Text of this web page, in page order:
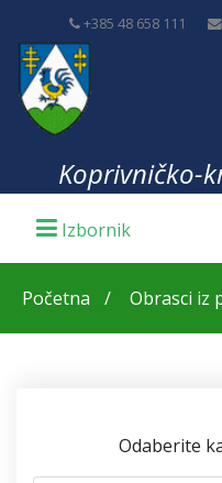
+385 48 658 111
Koprivničko-
Početna Obrasci iz
Odaberite